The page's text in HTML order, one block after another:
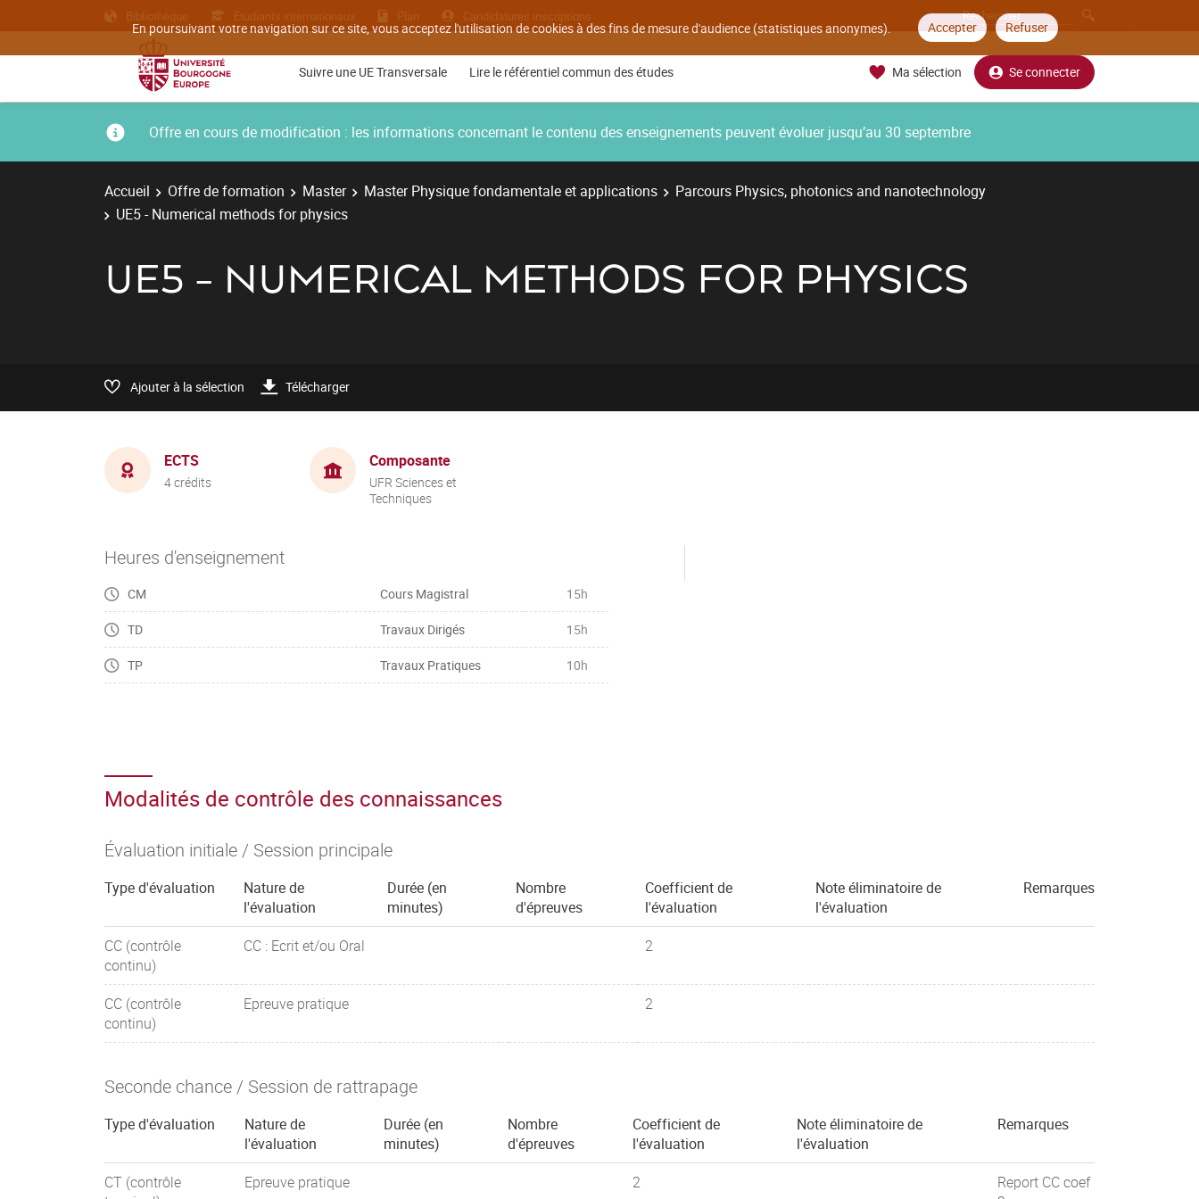
En poursuivant votre navigation sur ce site, vous acceptez l'utilisation de cookies à des fins de mesure d'audience (statistiques anonymes). Accepter Refuser
Bibliothèque Etudiants internationaux Plan Candidatures inscriptions
Suivre une UE Transversale Lire le référentiel commun des études Ma sélection Se connecter
Offre en cours de modification : les informations concernant le contenu des enseignements peuvent évoluer jusqu’au 30 septembre
Accueil Offre de formation Master Master Physique fondamentale et applications
Parcours Physics, photonics and nanotechnology
UE5 - Numerical methods for physics
UE5 - NUMERICAL METHODS FOR PHYSICS
Ajouter à la sélection Télécharger
ECTS
4 crédits
Composante
UFR Sciences et
Techniques
Heures d'enseignement
CM Cours Magistral 15h
TD Travaux Dirigés 15h
TP Travaux Pratiques 10h
Modalités de contrôle des connaissances
Évaluation initiale / Session principale
Type d'évaluation
Nature de
l'évaluation
Durée (en
minutes)
Nombre
d'épreuves
Coefficient de
l'évaluation
Note éliminatoire de
l'évaluation
Remarques
CC (contrôle
continu)
CC : Ecrit et/ou Oral 2
CC (contrôle
continu)
Epreuve pratique 2
Seconde chance / Session de rattrapage
Type d'évaluation
Nature de
l'évaluation
Durée (en
minutes)
Nombre
d'épreuves
Coefficient de
l'évaluation
Note éliminatoire de
l'évaluation
Remarques
CT (contrôle
Epreuve pratique 2
Report CC coef